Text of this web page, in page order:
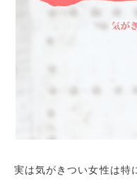
実は気がきつい女性は特